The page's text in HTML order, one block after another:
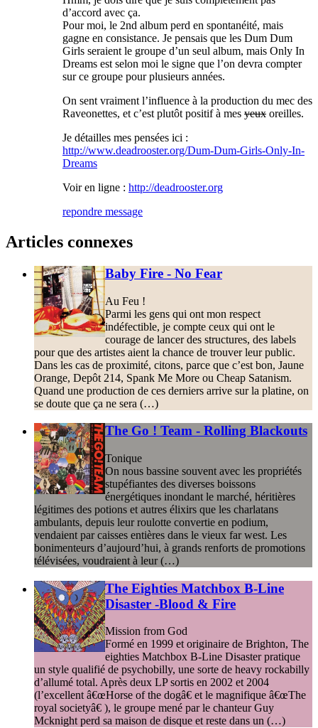
d’accord avec ça.
Pour moi, le 2nd album perd en spontanéité, mais
gagne en consistance. Je pensais que les Dum Dum
Girls seraient le groupe d’un seul album, mais Only In
Dreams est selon moi le signe que l’on devra compter
sur ce groupe pour plusieurs années.
On sent vraiment l’influence à la production du mec des
Raveonettes, et c’est plutôt positif à mes yeux oreilles.
Je détailles mes pensées ici :
http://www.deadrooster.org/Dum-Dum-Girls-Only-In-
Dreams
Voir en ligne : http://deadrooster.org
repondre message
Articles connexes
Baby Fire - No Fear
Au Feu !
Parmi les gens qui ont mon respect
indéfectible, je compte ceux qui ont le
courage de lancer des structures, des labels
pour que des artistes aient la chance de trouver leur public.
Dans les cas de proximité, citons, parce que c’est bon, Jaune
Orange, Depôt 214, Spank Me More ou Cheap Satanism.
Quand une production de ces derniers arrive sur la platine, on
se doute que ça ne sera (…)
The Go ! Team - Rolling Blackouts
Tonique
On nous bassine souvent avec les propriétés
stupéfiantes des diverses boissons
énergétiques inondant le marché, héritières
légitimes des potions et autres élixirs que les charlatans
ambulants, depuis leur roulotte convertie en podium,
vendaient par caisses entières dans le vieux far west. Les
bonimenteurs d’aujourd’hui, à grands renforts de promotions
télévisées, voudraient à leur (…)
The Eighties Matchbox B-Line
Disaster -Blood & Fire
Mission from God
Formé en 1999 et originaire de Brighton, The
eighties Matchbox B-Line Disaster pratique
un style qualifié de psychobilly, une sorte de heavy rockabilly
d’allumé total. Après deux LP sortis en 2002 et 2004
(l’excellent â€œHorse of the dogâ€ et le magnifique â€œThe
royal societyâ€ ), le groupe mené par le chanteur Guy
Mcknight perd sa maison de disque et reste dans un (…)